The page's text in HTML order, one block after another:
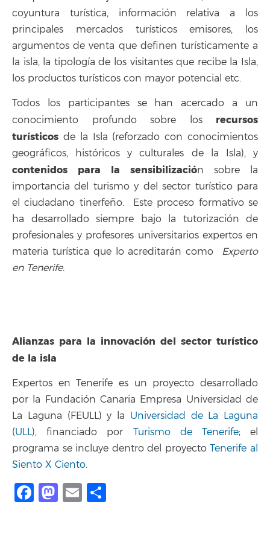
coyuntura turística, información relativa a los
principales mercados turísticos emisores, los
argumentos de venta que definen turísticamente a
la isla, la tipología de los visitantes que recibe la Isla,
los productos turísticos con mayor potencial etc.
Todos los participantes se han acercado a un
conocimiento profundo sobre losrecursos
turísticos de la Isla (reforzado con conocimientos
geográficos, históricos y culturales de la Isla), y
contenidos para la sensibilización sobre la
importancia del turismo y del sector turístico para
el ciudadano tinerfeño. Este proceso formativo se
ha desarrollado siempre bajo la tutorización de
profesionales y profesores universitarios expertos en
materia turística que lo acreditarán como Experto
en Tenerife.
Alianzas para la innovación del sector turístico
de la isla
Expertos en Tenerife es un proyecto desarrollado
por la Fundación Canaria Empresa Universidad de
La Laguna (FEULL) y la Universidad de La Laguna
(ULL), financiado por Turismo de Tenerife; el
programa se incluye dentro del proyectoTenerife al
Siento X Ciento.
Facebook
Mastodon
Email